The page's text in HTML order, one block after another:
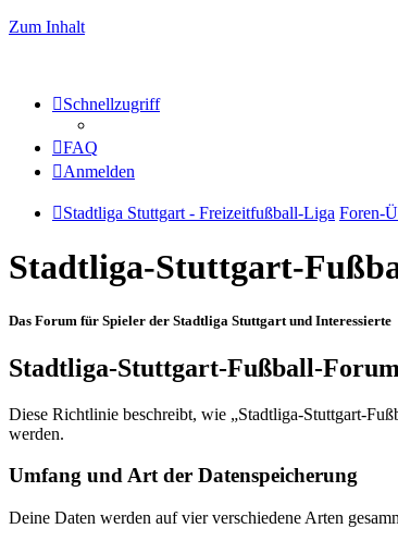
Zum Inhalt
Schnellzugriff
FAQ
Anmelden
Stadtliga Stuttgart - Freizeitfußball-Liga Foren-
Stadtliga-Stuttgart-
Das Forum für Spieler der Stadtliga Stuttgart und Interessierte
Stadtliga-Stuttgart-Fußball-
Diese Richtlinie beschreibt, wie „Stadtliga-Stuttgart-
werden.
Umfang und Art der Datenspeicherung
Deine Daten werden auf vier verschiedene Arten